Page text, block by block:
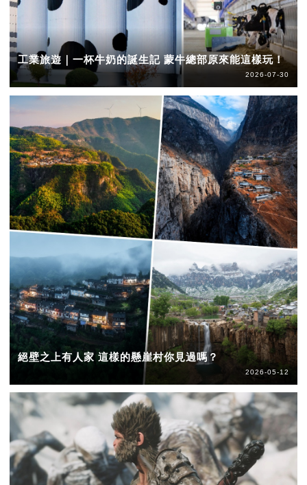
工業旅遊｜一杯牛奶的誕生記 蒙牛總部原來能這樣玩！
2026-07-30
絕壁之上有人家 這樣的懸崖村你見過嗎？
2026-05-12